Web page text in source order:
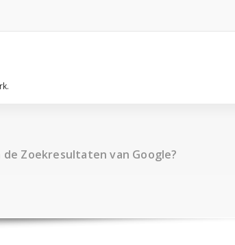
Zoekresultaten van Google?